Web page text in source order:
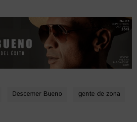
Descemer Bueno gente de zona